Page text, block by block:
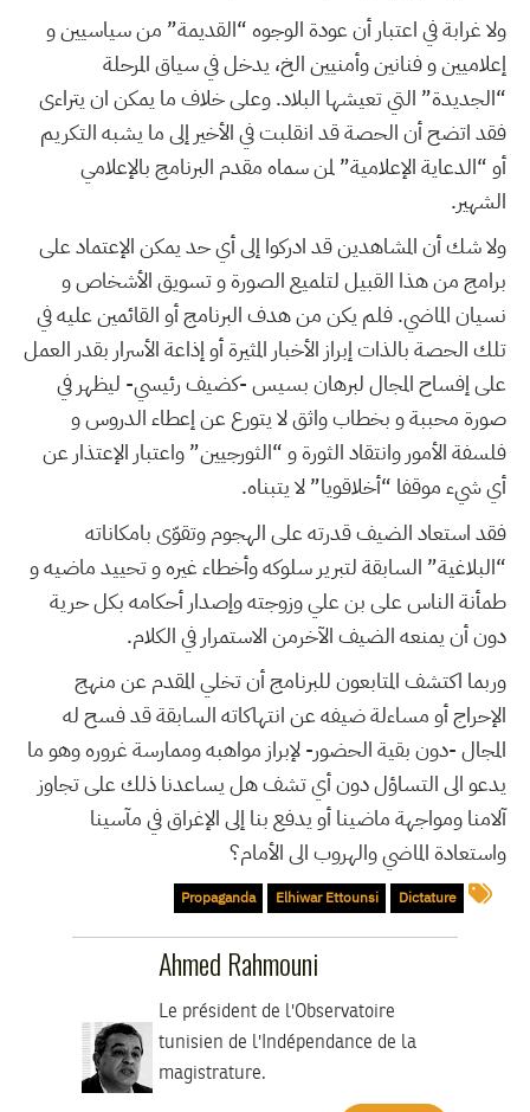
ولا غرابة في اعتبار أن عودة الوجوه “القديمة” من سياسيين و
إعلاميين و فنانين وأمنيين الخ، يدخل في سياق المرحلة
“الجديدة” التي تعيشها البلاد. وعلى خلاف ما يمكن ان يتراءى
فقد اتضح أن الحصة قد انقلبت في الأخير إلى ما يشبه التكريم
أو “الدعاية الإعلامية” لمن سماه مقدم البرنامج بالإعلامي
الشهير.
ولا شك أن المشاهدين قد ادركوا إلى أي حد يمكن الإعتماد على
برامج من هذا القبيل لتلميع الصورة و تسويق الأشخاص و
نسيان الماضي. فلم يكن من هدف البرنامج أو القائمين عليه في
تلك الحصة بالذات إبراز الأخبار المثيرة أو إذاعة الأسرار بقدر العمل
على إفساح المجال لبرهان بسيس -كضيف رئيسي- ليظهر في
صورة محببة و بخطاب واثق لا يتورع عن إعطاء الدروس و
فلسفة الأمور وانتقاد الثورة و “الثورجيين” واعتبار الإعتذار عن
أي شيء موقفا “أخلاقويا” لا يتبناه.
فقد استعاد الضيف قدرته على الهجوم وتقوّى بامكاناته
“البلاغية” السابقة لتبرير سلوكه وأخطاء غيره و تحييد ماضيه و
طمأنة الناس على بن علي وزوجته وإصدار أحكامه بكل حرية
دون أن يمنعه الضيف الآخرمن الاستمرار في الكلام.
وربما اكتشف المتابعون للبرنامج أن تخلي المقدم عن منهج
الإحراج أو مساءلة ضيفه عن انتهاكاته السابقة قد فسح له
المجال -دون بقية الحضور- لإبراز مواهبه وممارسة غروره وهو ما
يدعو الى التساؤل دون أي تشف هل يساعدنا ذلك على تجاوز
آلامنا ومواجهة ماضينا أو يدفع بنا إلى الإغراق في مآسينا
واستعادة الماضي والهروب الى الأمام؟
Dictature
Elhiwar Ettounsi
Propaganda
Ahmed Rahmouni
Le président de l'Observatoire
tunisien de l'Indépendance de la
magistrature.